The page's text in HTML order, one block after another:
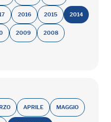
2016 2015 2014
2009 2008
APRILE MAGGIO